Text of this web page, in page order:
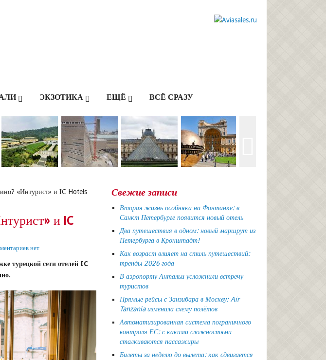
ЭКЗОТИКА ЕЩЁ ВСЁ СРАЗУ
«Интурист» и IC Hotels
и IC
нет
турецкой сети отелей IC
Свежие записи
Вторая жизнь особняка на Фонтанке: в
Санкт Петербурге появится новый отель
Два путешествия в одном: новый маршрут из
Петербурга в Кронштадт!
Как возраст влияет на стиль путешествий:
тренды 2026 года
В аэропорту Антальи усложнили встречу
туристов
Прямые рейсы с Занзибара в Москву: Air
Tanzania изменила схему полётов
Автоматизированная система пограничного
контроля ЕС: с какими сложностями
сталкиваются пассажиры
Билеты за неделю до вылета: как сдвигается